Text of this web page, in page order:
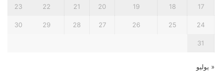
17
18
19
20
21
22
23
24
25
26
27
28
29
30
31
« يوليو